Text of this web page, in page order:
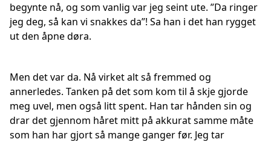
begynte nå, og som vanlig var jeg seint ute. ”Da ringer
jeg deg, så kan vi snakkes da”! Sa han i det han rygget
ut den åpne døra.
Men det var da. Nå virket alt så fremmed og
annerledes. Tanken på det som kom til å skje gjorde
meg uvel, men også litt spent. Han tar hånden sin og
drar det gjennom håret mitt på akkurat samme måte
som han har gjort så mange ganger før. Jeg tar